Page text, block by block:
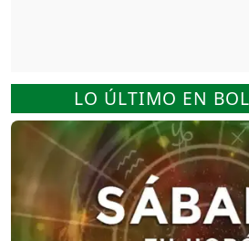
LO ÚLTIMO EN